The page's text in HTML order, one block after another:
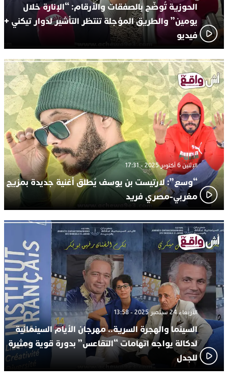
الحوزية تُوضّح بالصفقات والأرقام: “الإنارة خلال
يومين” والطريق المؤجلة تنتظر التأشير لدوار تيكني +
فيديو
الإثنين 6 أكتوبر 2025 - 17:31
“وسع”: لارتيست بن يوسف يُطلق أغنية جديدة بمزيج
مغربي-مصري فريد
الأربعاء 24 سبتمبر 2025 - 13:58
السينما والهجرة السرية.. مهرجان الأيام السينمائية
لدكالة يواجه اتهامات “التقاعس” بدورة قوية ومثيرة
للجدل